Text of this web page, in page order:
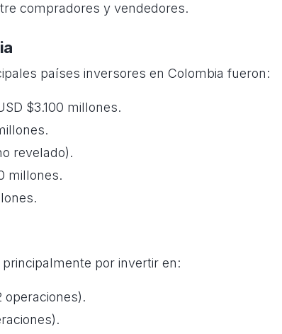
compradores y vendedores.
países inversores en Colombia fueron:
$3.100 millones.
revelado).
millones.
por invertir en:
operaciones).